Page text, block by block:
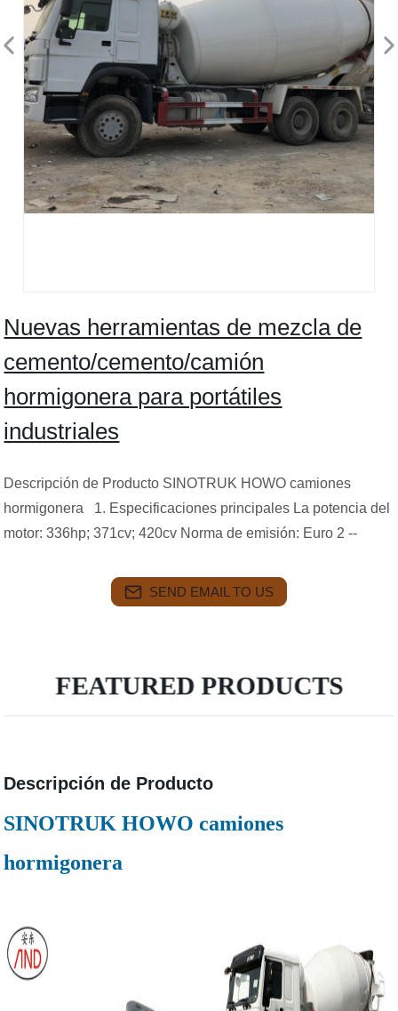
Nuevas herramientas de mezcla de
cemento/cemento/camión
hormigonera para portátiles
industriales
Descripción de Producto SINOTRUK HOWO camiones
hormigonera 1. Especificaciones principales La potencia del
motor: 336hp; 371cv; 420cv Norma de emisión: Euro 2 --
SEND EMAIL TO US
FEATURED PRODUCTS
Descripción de Producto
SINOTRUK HOWO camiones
hormigonera